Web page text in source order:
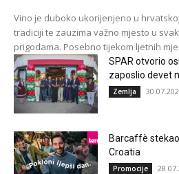
Vino je duboko ukorijenjeno u
tradiciji te zauzima važno mjesto u
prigodama. Posebno tijekom ljetnih
SPAR otvorio
zaposlio devet
Zemlja
Barcaffè
Croatia
Promocije